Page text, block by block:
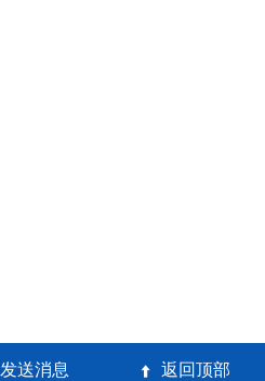
发送消息  返回顶部